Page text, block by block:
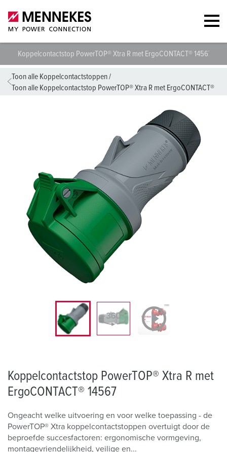
Koppelcontactstop PowerTOP® Xtra R met ErgoCONTACT® 14567
Toon alle Koppelcontactstoppen/
Toon alle Koppelcontactstop PowerTOP® Xtra R met ErgoCONTACT®
Koppelcontactstop PowerTOP® Xtra R met
ErgoCONTACT® 14567
Ongeacht welke uitvoering en voor welke toepassing - de
PowerTOP® Xtra koppelcontactstoppen overtuigt door de
beproefde succesfactoren: ergonomische vormgeving,
montagevriendelijkheid, veilige en...